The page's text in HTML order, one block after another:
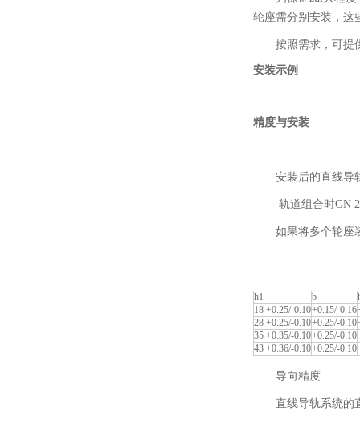
轮座需分别安装，这
按照需求，可提
安装示例
精度与安装
安装后的直线导
轨道组合时GN
如果将多个轮座
h1 b
18 +0.25/-0.10+0.15/-0.16
28 +0.25/-0.10+0.25/-0.10
35 +0.35/-0.10+0.25/-0.10
43 +0.36/-0.10+0.25/-0.10
导向精度
直线导轨系统的